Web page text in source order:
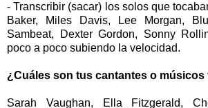
- Transcribir (sacar) los solos que
Baker, Miles Davis, Lee Morgan,
Sambeat, Dexter Gordon, Sonny
poco a poco subiendo la velocidad.
¿Cuáles son tus cantantes o músicos
Sarah Vaughan, Ella Fitzgerald,